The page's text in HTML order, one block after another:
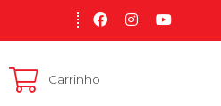
Carrinho